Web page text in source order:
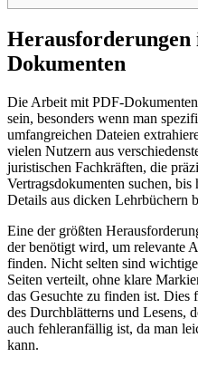
Dokumenten
Die Arbeit mit PDF-
sein, besonders wenn man
umfangreichen Dateien
vielen Nutzern aus
juristischen Fachkräften, die
Vertragsdokumenten suchen,
Details aus dicken Lehrbüchern
Eine der größten
der benötigt wird, um relevante
finden. Nicht selten sind
Seiten verteilt, ohne klare
das Gesuchte zu finden ist. Dies
des Durchblätterns und Lesens,
auch fehleranfällig ist, da man
kann.